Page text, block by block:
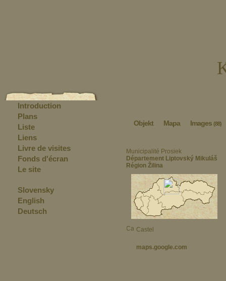
Objekt Mapa Images (88)
Municipalité Prosiek
Département Liptovský Mikuláš
Région Žilina
Castel
maps.google.com
Introduction
Plans
Liste
Liens
Livre de visites
Fonds d'écran
Le site
Slovensky
English
Deutsch